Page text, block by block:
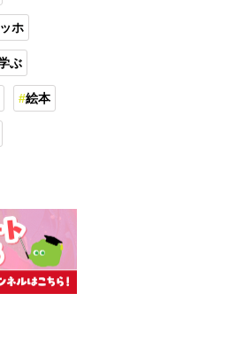
ホ
ぶ
絵本